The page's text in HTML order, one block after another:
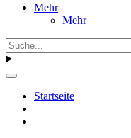
Mehr
Mehr
Startseite